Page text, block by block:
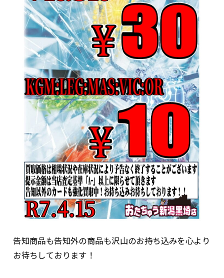
告知商品も告知外の商品も沢山のお持ち込みを心より
お待ちしております！